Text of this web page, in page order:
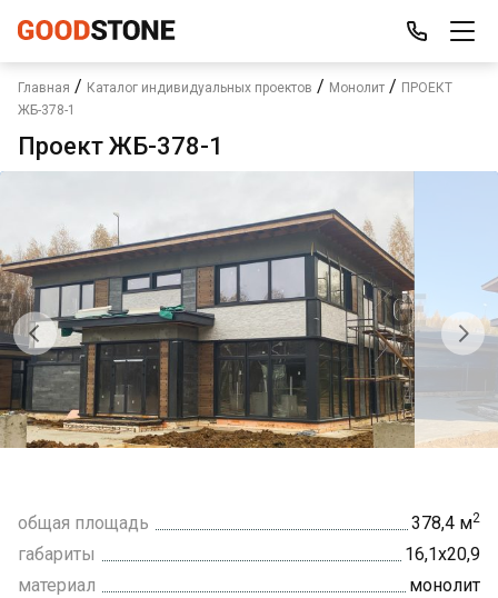
Главная / Каталог индивидуальных проектов / Монолит / ПРОЕКТ
ЖБ-378-1
Проект ЖБ-378-1
общая площадь 378,4 м2
габариты
16,1х20,9
материал
монолит